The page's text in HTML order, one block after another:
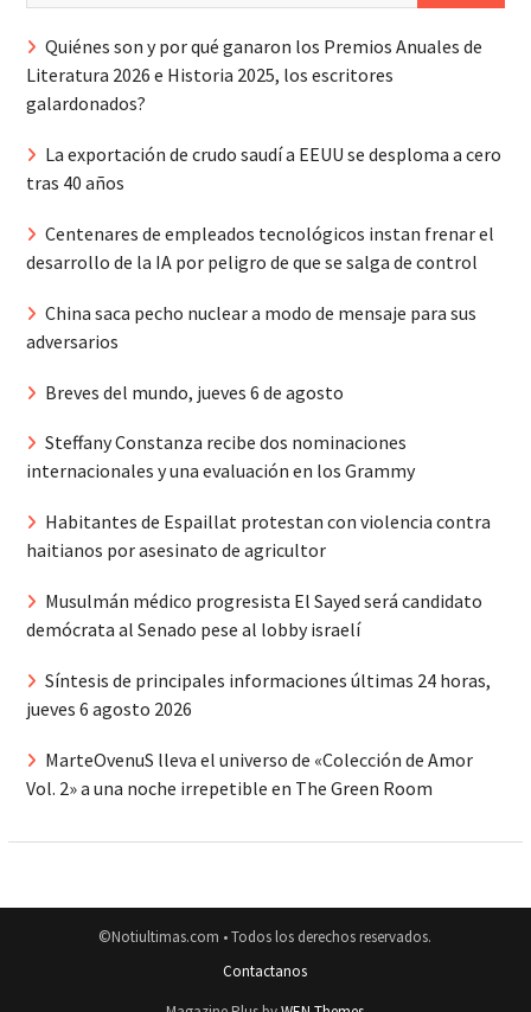
Quiénes son y por qué ganaron los Premios Anuales de
Literatura 2026 e Historia 2025, los escritores
galardonados?
La exportación de crudo saudí a EEUU se desploma a cero
tras 40 años
Centenares de empleados tecnológicos instan frenar el
desarrollo de la IA por peligro de que se salga de control
China saca pecho nuclear a modo de mensaje para sus
adversarios
Breves del mundo, jueves 6 de agosto
Steffany Constanza recibe dos nominaciones
internacionales y una evaluación en los Grammy
Habitantes de Espaillat protestan con violencia contra
haitianos por asesinato de agricultor
Musulmán médico progresista El Sayed será candidato
demócrata al Senado pese al lobby israelí
Síntesis de principales informaciones últimas 24 horas,
jueves 6 agosto 2026
MarteOvenuS lleva el universo de «Colección de Amor
Vol. 2» a una noche irrepetible en The Green Room
©Notiultimas.com • Todos los derechos reservados.
Contactanos